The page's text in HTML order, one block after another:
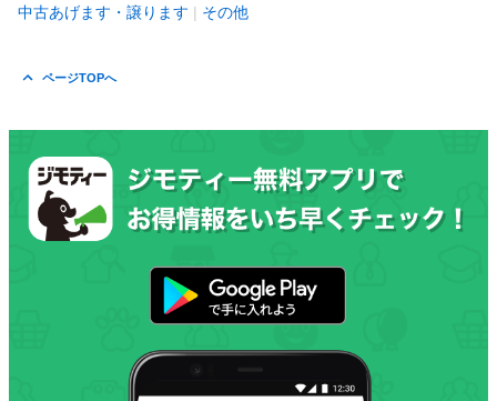
中古あげます・譲ります その他
ページTOPへ